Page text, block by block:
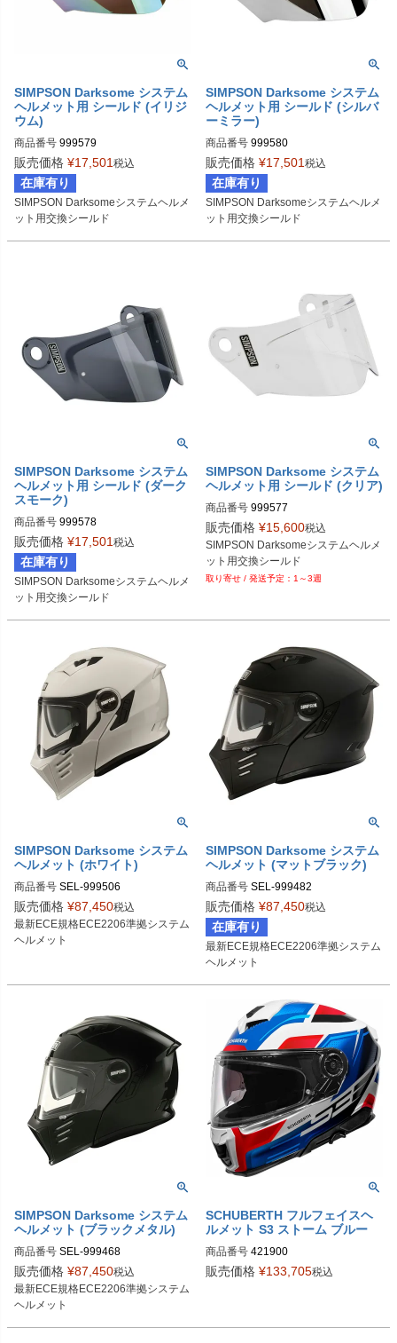
SIMPSON Darksome システム
ヘルメット用 シールド (イリジ
ウム)
商品番号 999579
販売価格 ¥17,501税込
在庫有り
SIMPSON Darksomeシステムヘルメ
ット用交換シールド
SIMPSON Darksome システム
ヘルメット用 シールド (シルバ
ーミラー)
商品番号 999580
販売価格 ¥17,501税込
在庫有り
SIMPSON Darksomeシステムヘルメ
ット用交換シールド
SIMPSON Darksome システム
ヘルメット用 シールド (ダーク
スモーク)
商品番号 999578
販売価格 ¥17,501税込
在庫有り
SIMPSON Darksomeシステムヘルメ
ット用交換シールド
SIMPSON Darksome システム
ヘルメット用 シールド (クリア)
商品番号 999577
販売価格 ¥15,600税込
SIMPSON Darksomeシステムヘルメ
ット用交換シールド
1～3週
SIMPSON Darksome システム
ヘルメット (ホワイト)
商品番号 SEL-999506
販売価格 ¥87,450税込
最新ECE規格ECE2206準拠システム
ヘルメット
SIMPSON Darksome システム
ヘルメット (マットブラック)
商品番号 SEL-999482
販売価格 ¥87,450税込
在庫有り
最新ECE規格ECE2206準拠システム
ヘルメット
SIMPSON Darksome システム
ヘルメット (ブラックメタル)
商品番号 SEL-999468
販売価格 ¥87,450税込
最新ECE規格ECE2206準拠システム
ヘルメット
SCHUBERTH フルフェイスヘ
ルメット S3 ストーム ブルー
商品番号 421900
4219003360
4219007360
販売価格 ¥133,705税込